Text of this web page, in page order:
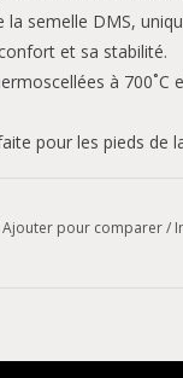
semelle DMS,
et sa stabilité.
à 700˚C
pour les pieds de
Ajouter pour comparer/